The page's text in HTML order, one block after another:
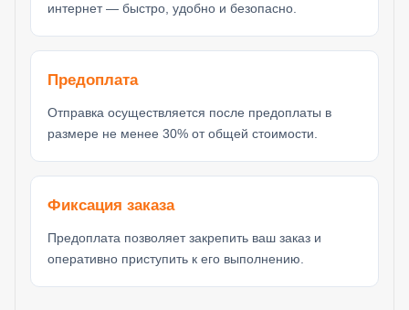
интернет — быстро, удобно и безопасно.
Предоплата
Отправка осуществляется после предоплаты в
размере не менее 30% от общей стоимости.
Фиксация заказа
Предоплата позволяет закрепить ваш заказ и
оперативно приступить к его выполнению.